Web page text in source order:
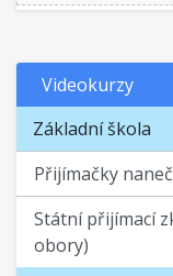
Videokurzy
Základní škola
Přijímačky
Státní přijímací
obory)